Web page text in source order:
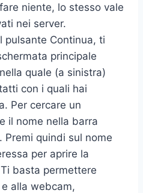
niente, lo stesso vale
nei server.
pulsante Continua, ti
principale
quale (a sinistra)
con i quali hai
Per cercare un
il nome nella barra
Premi quindi sul nome
per aprire la
basta permettere
e alla webcam,